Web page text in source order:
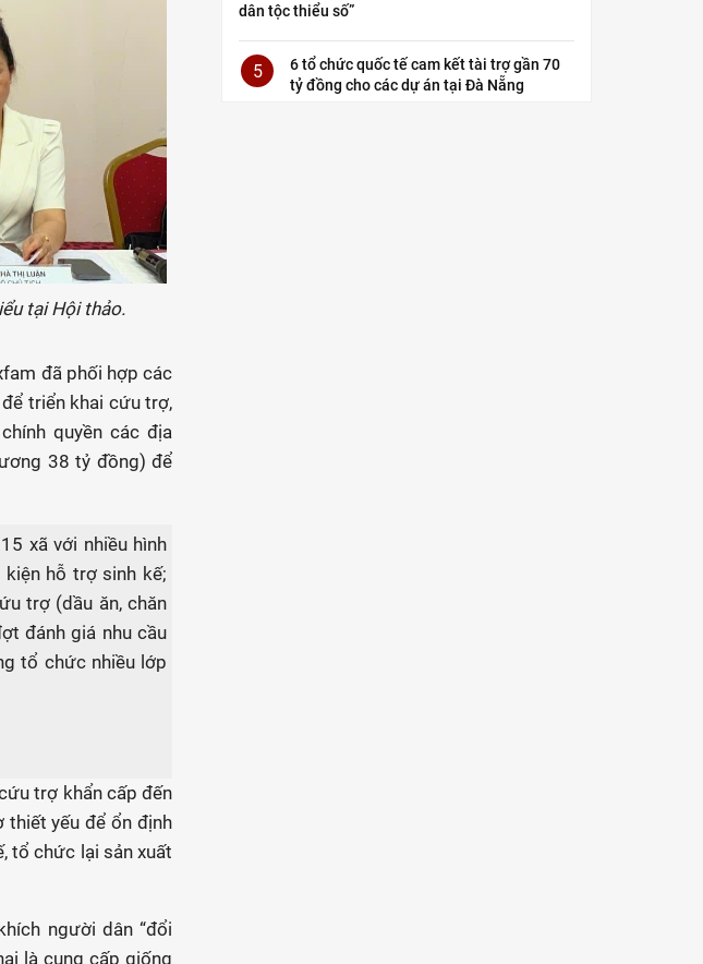
tại Hội thảo.
đã phối hợp các
triển khai cứu trợ,
quyền các địa
38 tỷ đồng) để
xã với nhiều hình
hỗ trợ sinh kế;
trợ (dầu ăn, chăn
đánh giá nhu cầu
tổ chức nhiều lớp
trợ khẩn cấp đến
thiết yếu để ổn định
tổ chức lại sản xuất
người dân “đổi
là cung cấp giống
dân tộc thiểu số”
5
6 tổ chức quốc tế cam kết tài trợ gần 70
tỷ đồng cho các dự án tại Đà Nẵng